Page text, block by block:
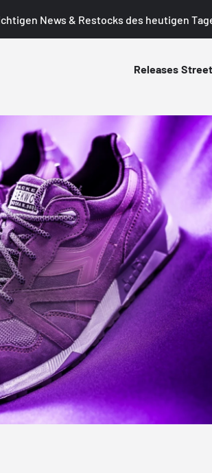
News & Restocks des heutigen
Releases